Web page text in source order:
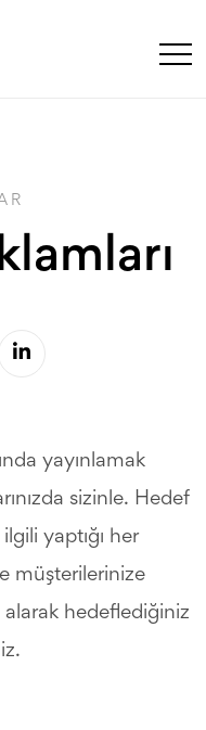
yayınlamak
sizinle. Hedef
yaptığı her
müşterilerinize
alarak hedeflediğiniz